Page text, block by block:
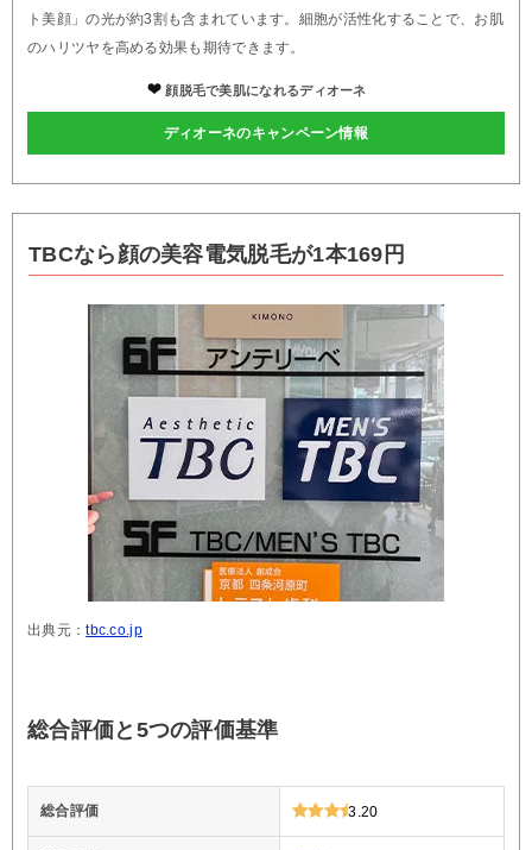
ト美顔」の光が約3割も含まれています。細胞が活性化することで、お肌
のハリツヤを高める効果も期待できます。
顔脱毛で美肌になれるディオーネ
ディオーネのキャンペーン情報
TBCなら顔の美容電気脱毛が1本169円
出典元：tbc.co.jp
総合評価と5つの評価基準
総合評価 3.20